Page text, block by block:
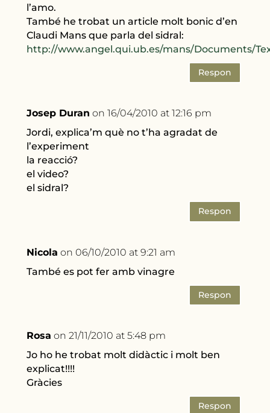
l’amo.
També he trobat un article molt bonic d’en
Claudi Mans que parla del sidral:
http://www.angel.qui.ub.es/mans/Documents/
Respon
Josep Duran on 16/04/2010 at 12:16 pm
Jordi, explica’m què no t’ha agradat de
l’experiment
la reacció?
el video?
el sidral?
Respon
Nicola on 06/10/2010 at 9:21 am
També es pot fer amb vinagre
Respon
Rosa on 21/11/2010 at 5:48 pm
Jo ho he trobat molt didàctic i molt ben
explicat!!!!
Gràcies
Respon